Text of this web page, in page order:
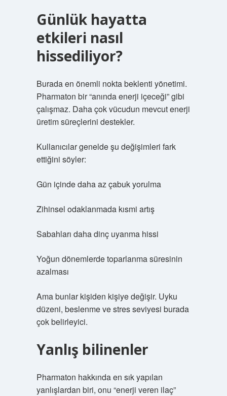
Günlük hayatta
etkileri nasıl
hissediliyor?
Burada en önemli nokta beklenti yönetimi.
Pharmaton bir “anında enerji içeceği” gibi
çalışmaz. Daha çok vücudun mevcut enerji
üretim süreçlerini destekler.
Kullanıcılar genelde şu değişimleri fark
ettiğini söyler:
Gün içinde daha az çabuk yorulma
Zihinsel odaklanmada kısmi artış
Sabahları daha dinç uyanma hissi
Yoğun dönemlerde toparlanma süresinin
azalması
Ama bunlar kişiden kişiye değişir. Uyku
düzeni, beslenme ve stres seviyesi burada
çok belirleyici.
Yanlış bilinenler
Pharmaton hakkında en sık yapılan
yanlışlardan biri, onu “enerji veren ilaç”